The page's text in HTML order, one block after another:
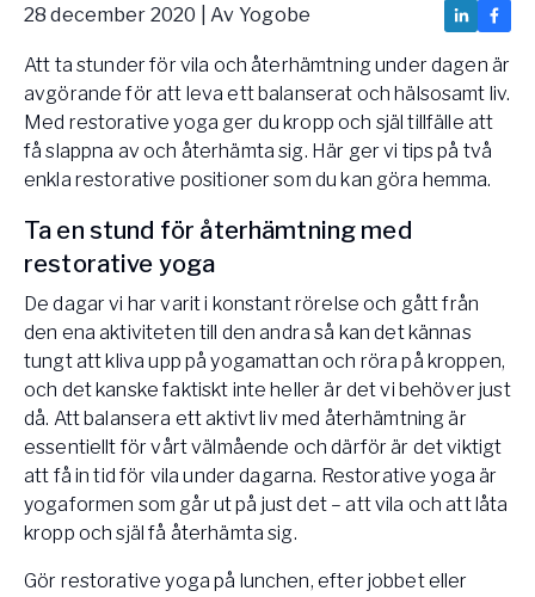
Vården – Yogobe Health & Care
Så stöttar Yogobe patienter, förskrivare och sjukvården
FaR
Fysisk aktivitet på recept
Företag
Stöd till arbetsgivare, försäkringsbolag & organisationer
Arbetsgivare
Pausa Smart
Yogobe för yogalärare
Hotell & Konferens
28 december 2020 | Av Yogobe
Att ta stunder för vila och återhämtning under dagen är
avgörande för att leva ett balanserat och hälsosamt liv.
Med restorative yoga ger du kropp och själ tillfälle att
få slappna av och återhämta sig. Här ger vi tips på två
enkla restorative positioner som du kan göra hemma.
Ta en stund för återhämtning med
restorative yoga
De dagar vi har varit i konstant rörelse och gått från
den ena aktiviteten till den andra så kan det kännas
tungt att kliva upp på yogamattan och röra på kroppen,
och det kanske faktiskt inte heller är det vi behöver just
då. Att balansera ett aktivt liv med återhämtning är
essentiellt för vårt välmående och därför är det viktigt
att få in tid för vila under dagarna. Restorative yoga är
yogaformen som går ut på just det – att vila och att låta
kropp och själ få återhämta sig.
Gör restorative yoga på lunchen, efter jobbet eller